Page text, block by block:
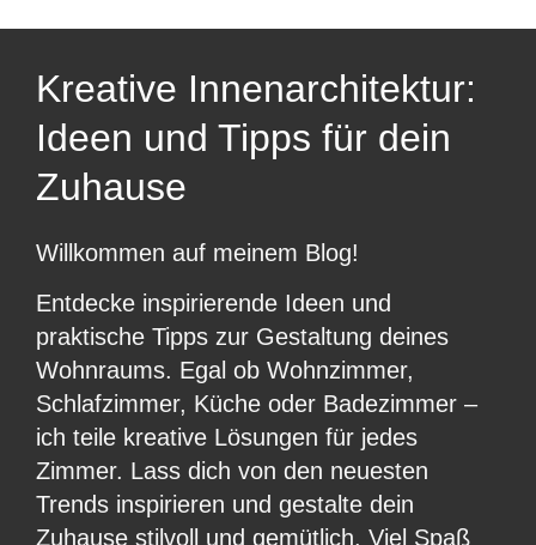
Kreative Innenarchitektur:
Ideen und Tipps für dein
Zuhause
Willkommen auf meinem Blog!
Entdecke inspirierende Ideen und
praktische Tipps zur Gestaltung deines
Wohnraums. Egal ob Wohnzimmer,
Schlafzimmer, Küche oder Badezimmer –
ich teile kreative Lösungen für jedes
Zimmer. Lass dich von den neuesten
Trends inspirieren und gestalte dein
Zuhause stilvoll und gemütlich. Viel Spaß